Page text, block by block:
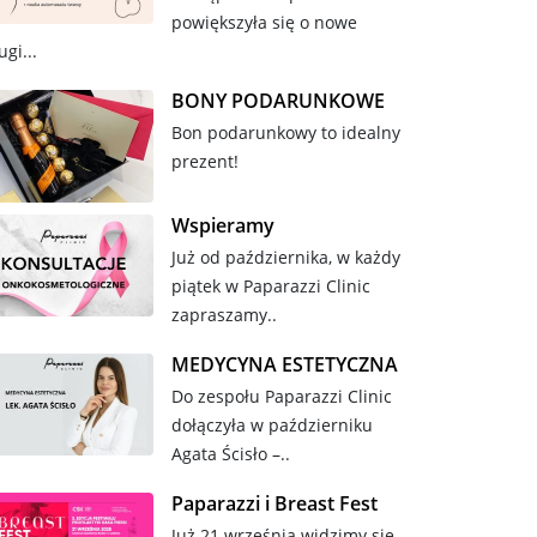
powiększyła się o nowe
BONY PODARUNKOWE
Bon podarunkowy to idealny
prezent!
Wspieramy
Już od października, w każdy
piątek w Paparazzi Clinic
zapraszamy..
MEDYCYNA ESTETYCZNA
Do zespołu Paparazzi Clinic
dołączyła w październiku
Agata Ścisło –..
Paparazzi i Breast Fest